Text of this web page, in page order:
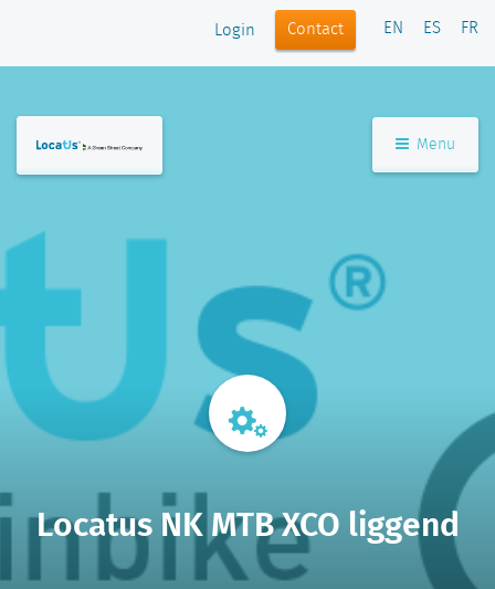
Login Contact EN ES FR
Menu
Locatus NK MTB XCO liggend